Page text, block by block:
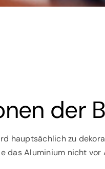
der
hauptsächlich zu
das Aluminium nicht